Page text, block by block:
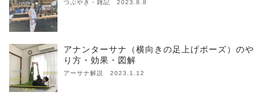
つぶやき・雑記 2023.8.8
アナンターサナ（横向きの足上げポーズ）のや
り方・効果・図解
アーサナ解説 2023.1.12